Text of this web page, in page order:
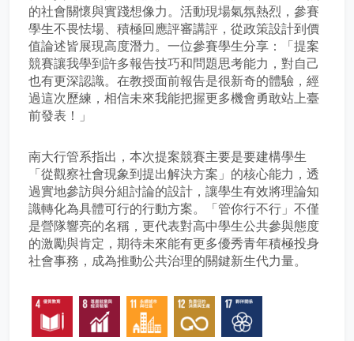
的社會關懷與實踐想像力。活動現場氣氛熱烈，參賽
學生不畏怯場、積極回應評審講評，從政策設計到價
值論述皆展現高度潛力。一位參賽學生分享：「提案
競賽讓我學到許多報告技巧和問題思考能力，對自己
也有更深認識。在教授面前報告是很新奇的體驗，經
過這次歷練，相信未來我能把握更多機會勇敢站上臺
前發表！」
南大行管系指出，本次提案競賽主要是要建構學生
「從觀察社會現象到提出解決方案」的核心能力，透
過實地參訪與分組討論的設計，讓學生有效將理論知
識轉化為具體可行的行動方案。「管你行不行」不僅
是營隊響亮的名稱，更代表對高中學生公共參與態度
的激勵與肯定，期待未來能有更多優秀青年積極投身
社會事務，成為推動公共治理的關鍵新生代力量。